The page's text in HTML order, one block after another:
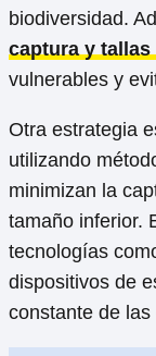
biodiversidad.
captura y tallas
vulnerables y
Otra estrategia
utilizando
minimizan la
tamaño inferior.
tecnologías
dispositivos de
constante de las